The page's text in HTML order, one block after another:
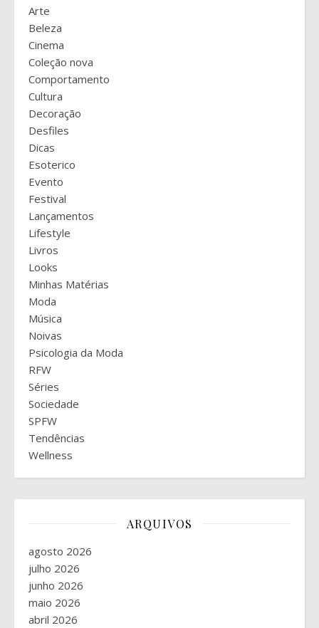
Arte
Beleza
Cinema
Coleção nova
Comportamento
Cultura
Decoração
Desfiles
Dicas
Esoterico
Evento
Festival
Lançamentos
Lifestyle
Livros
Looks
Minhas Matérias
Moda
Música
Noivas
Psicologia da Moda
RFW
Séries
Sociedade
SPFW
Tendências
Wellness
ARQUIVOS
agosto 2026
julho 2026
junho 2026
maio 2026
abril 2026